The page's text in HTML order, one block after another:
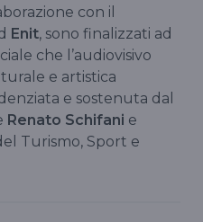
con il
Enit, sono finalizzati ad
che l’audiovisivo
e artistica
e sostenuta dal
Renato Schifani e
Turismo, Sport e